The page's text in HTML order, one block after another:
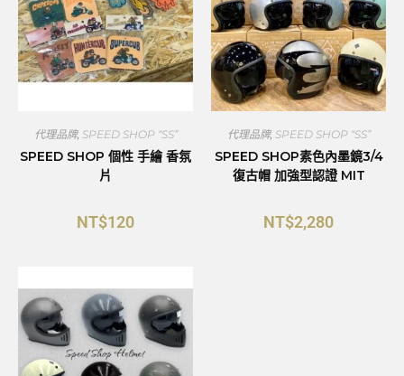
代理品牌, SPEED SHOP “SS”
SPEED SHOP 個性 手繪 香氛
片
NT$120
代理品牌, SPEED SHOP “SS”
SPEED SHOP素色內墨鏡3/4
復古帽 加強型認證 MIT
NT$2,280